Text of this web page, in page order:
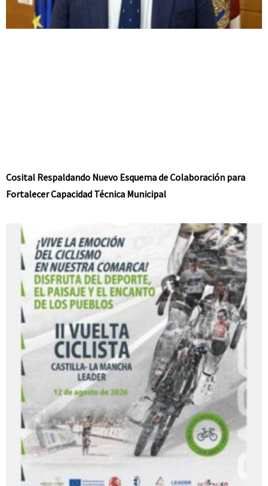
Cosital Respaldando Nuevo Esquema de Colaboración para
Fortalecer Capacidad Técnica Municipal